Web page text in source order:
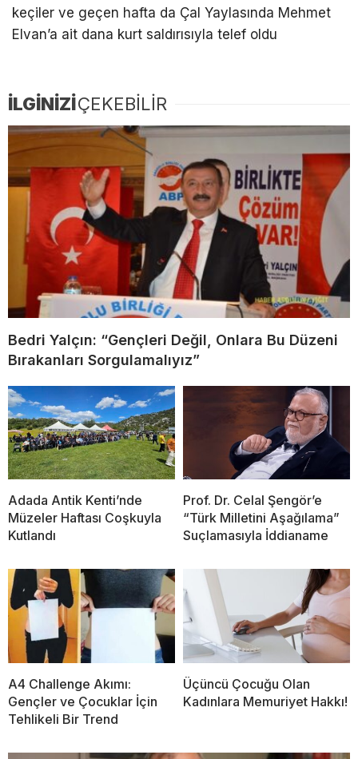
keçiler ve geçen hafta da Çal Yaylasında Mehmet
Elvan’a ait dana kurt saldırısıyla telef oldu
İLGİNİZİÇEKEBİLİR
Bedri Yalçın: “Gençleri Değil, Onlara Bu Düzeni
Bırakanları Sorgulamalıyız”
Adada Antik Kenti’nde
Müzeler Haftası Coşkuyla
Kutlandı
Prof. Dr. Celal Şengör’e
“Türk Milletini Aşağılama”
Suçlamasıyla İddianame
A4 Challenge Akımı:
Gençler ve Çocuklar İçin
Tehlikeli Bir Trend
Üçüncü Çocuğu Olan
Kadınlara Memuriyet Hakkı!